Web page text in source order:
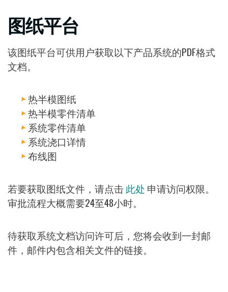
图纸平台
该图纸平台可供用户获取以下产品系统的PDF格式
文档。
热半模图纸
热半模零件清单
系统零件清单
系统浇口详情
布线图
若要获取图纸文件，请点击此处 申请访问权限。
审批流程大概需要24至48小时。
待获取系统文档访问许可后，您将会收到一封邮
件，邮件内包含相关文件的链接。